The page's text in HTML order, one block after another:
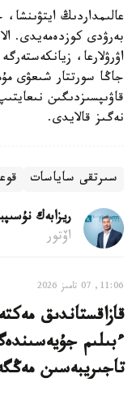
عالىمداردىڭ
بەرۋدى كوزدەمەيدى.
اۋرۋلارعا،
جاڭا سورتتار شىعۋى
قاۋىپسىزدىگىن
نەگىز قالايدى.
سىرتقى ساياسات
ريزابەك
اۆتور
11:06, 07 تامىز 2026
قازاقستاندىق
ءبىلىم
تاجىريبەسىن